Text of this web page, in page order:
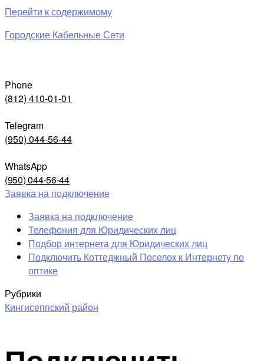
Перейти к содержимому
Городские Кабельные Сети
Phone
(812) 410-01-01
Telegram
(950) 044-56-44
WhatsApp
(950) 044-56-44
Заявка на подключение
Заявка на подключение
Телефония для Юридических лиц
Подбор интернета для Юридических лиц
Подключить Коттеджный Поселок к Интернету по
оптике
Рубрики
Кингисеппский район